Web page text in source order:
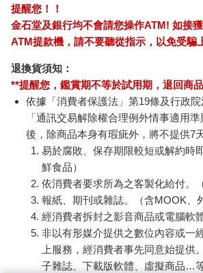
提醒您！！
金石堂及銀行均不會請您操作ATM! 如接
ATM提款機，請不要聽從指示，以免受騙
退換貨須知：
**提醒您，鑑賞期不等於試用期，退回商
依據「消費者保護法」第19條及行政
「通訊交易解除權合理例外情事適用
後，除商品本身有瑕疵外，將不提供7
易於腐敗、保存期限較短或解約時
鮮食品）
依消費者要求所為之客製化給付。
報紙、期刊或雜誌。（含MOOK、
經消費者拆封之影音商品或電腦軟體
非以有形媒介提供之數位內容或一
上服務，經消費者事先同意始提供
子雜誌、下載版軟體、虛擬商品…等